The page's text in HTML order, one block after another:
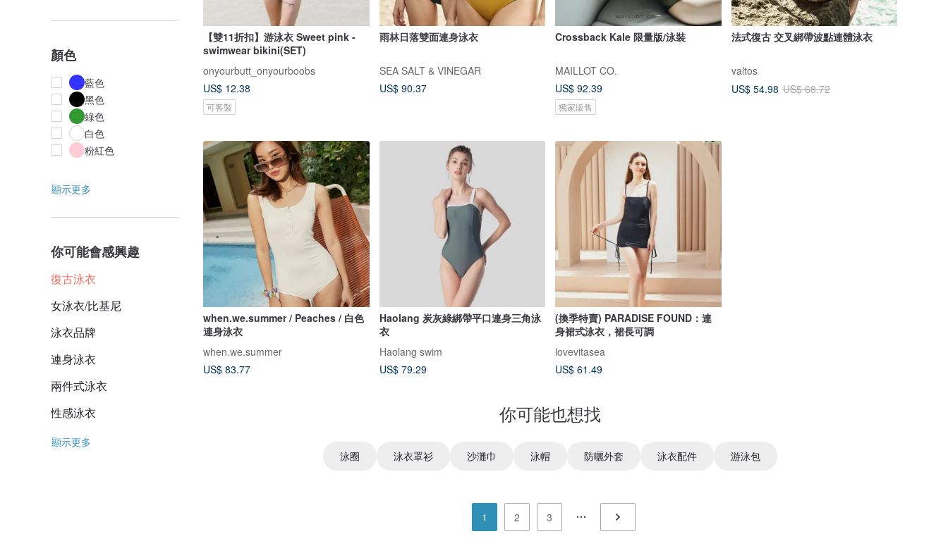
顏色
藍色
黑色
綠色
白色
粉紅色
顯示更多
你可能會感興趣
復古泳衣
女泳衣/比基尼
泳衣品牌
連身泳衣
兩件式泳衣
性感泳衣
顯示更多
【雙11折扣】游泳衣 Sweet pink -
swimwear bikini(SET)
onyourbutt_onyourboobs
US$ 12.38
可客製
雨林日落雙面連身泳衣
SEA SALT & VINEGAR
US$ 90.37
Crossback Kale 限量版/泳裝
MAILLOT CO.
US$ 92.39
獨家販售
法式復古 交叉綁帶波點連體泳衣
valtos
US$ 54.98 US$ 68.72
when.we.summer / Peaches / 白色
連身泳衣
when.we.summer
US$ 83.77
Haolang 炭灰綠綁帶平口連身三角泳
衣
Haolang swim
US$ 79.29
(換季特賣) PARADISE FOUND：連
身裙式泳衣，裙長可調
lovevitasea
US$ 61.49
你可能也想找
泳圈 泳衣罩衫 沙灘巾 泳帽 防曬外套 泳衣配件 游泳包
1 2 3